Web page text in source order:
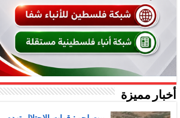
أخبار مميزة